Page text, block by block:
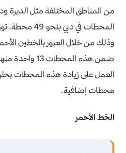
من المناطق المختلفة مثل الديرة
وذلك من خلال العبور بالخطين
ضمن هذه
محطات إضافية.
الخط الأحمر